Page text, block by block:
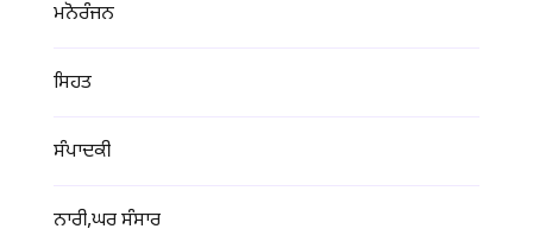
ਮਨੋਰੰਜਨ
ਸਿਹਤ
ਸੰਪਾਦਕੀ
ਨਾਰੀ,ਘਰ ਸੰਸਾਰ